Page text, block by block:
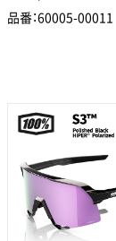
品番：60005-00011